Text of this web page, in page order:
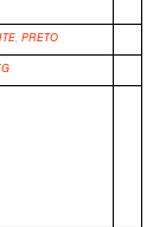
,PRETO